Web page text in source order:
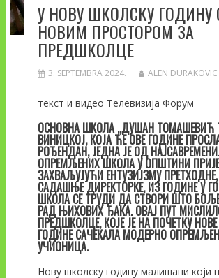
У НОВУ ШКОЛСКУ ГОДИНУ
НОВИМ ПРОСТОРОМ ЗА
ПРЕДШКОЛЦЕ
3. SEPTEMBRA 2024. ALEN DURAKOVIC
текст и видео Телевизија Форум
ОСНОВНА ШКОЛА „ДУШАН ТОМАШЕВИЋ
ВИНИЦКОЈ, КОЈА ЋЕ ОВЕ ГОДИНЕ
РОЂЕНДАН, ЈЕДНА ЈЕ ОД
ОПРЕМЉЕНИХ ШКОЛА У ОПШТИНИ
ЗАХВАЉУЈУЋИ ЕНТУЗИЈЗМУ
САДАШЊЕ ДИРЕКТОРКЕ, ИЗ ГОДИНЕ У
ШКОЛА СЕ ТРУДИ ДА СТВОРИ ШТО
РАД ЊИХОВИХ ЂАКА. ОВАЈ ПУТ
ПРЕДШКОЛЦЕ, КОЈЕ ЈЕ НА ПОЧЕТКУ
ГОДИНЕ САЧЕКАЛА МОДЕРНО
УЧИОНИЦА.
Нову школску годину малишани који